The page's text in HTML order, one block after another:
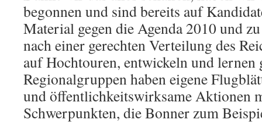
begonnen und sind bereits auf
Material gegen die Agenda 2010 und
nach einer gerechten Verteilung des
auf Hochtouren, entwickeln und
Regionalgruppen haben eigene
und öffentlichkeitswirksame Aktionen
Schwerpunkten, die Bonner zum